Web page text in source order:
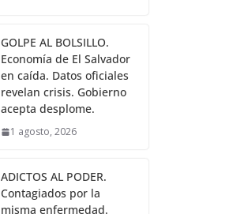
GOLPE AL BOLSILLO.
Economía de El Salvador
en caída. Datos oficiales
revelan crisis. Gobierno
acepta desplome.
1 agosto, 2026
ADICTOS AL PODER.
Contagiados por la
misma enfermedad.